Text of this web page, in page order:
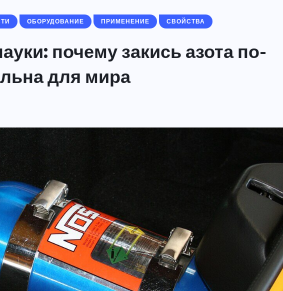
ОБОРУДОВАНИЕ ПРИМЕНЕНИЕ СВОЙСТВА
почему закись азота по-
для мира